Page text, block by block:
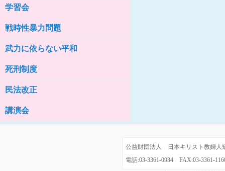
学習会
戦時性暴力問題
武力に依らない平和
死刑制度
民法改正
講演会
公益財団法人 日本キリスト教婦
電話:03-3361-0934 FAX:03-